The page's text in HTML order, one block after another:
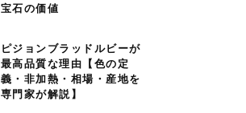
宝石の価値
ピジョンブラッドルビーが
最高品質な理由【色の定
義・非加熱・相場・産地を
専門家が解説】